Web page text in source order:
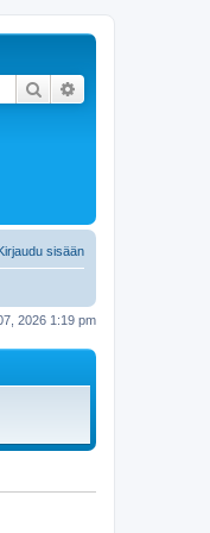
Etsi
sisään
2026 1:19 pm